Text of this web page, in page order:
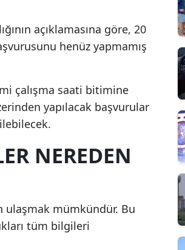
açıklamasına göre, 20
henüz yapmamış
çalışma saati bitimine
yapılacak başvurular
NEREDEN
ulaşmak mümkündür. Bu
tüm bilgileri